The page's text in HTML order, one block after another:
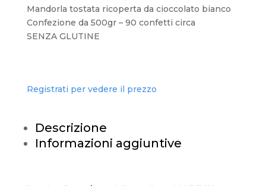
Mandorla tostata ricoperta da cioccolato bianco
Confezione da 500gr – 90 confetti circa
SENZA GLUTINE
Registrati per vedere il prezzo
Descrizione
Informazioni aggiuntive